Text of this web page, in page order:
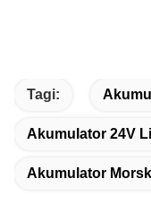
Tagi:
Akumulator 24V
Akumulator